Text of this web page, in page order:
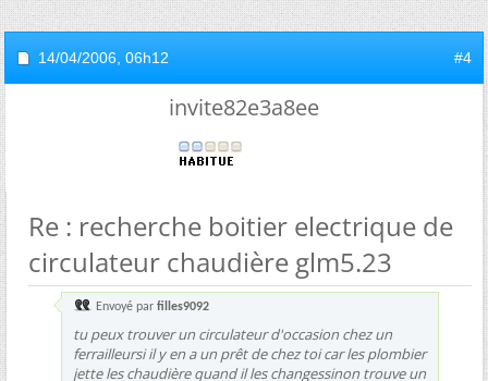
14/04/2006, 06h12 #4
invite82e3a8ee
Re : recherche boitier electrique de
circulateur chaudière glm5.23
Envoyé par filles9092
tu peux trouver un circulateur d'occasion chez un
ferrailleursi il y en a un prêt de chez toi car les plombier
jette les chaudière quand il les changessinon trouve un